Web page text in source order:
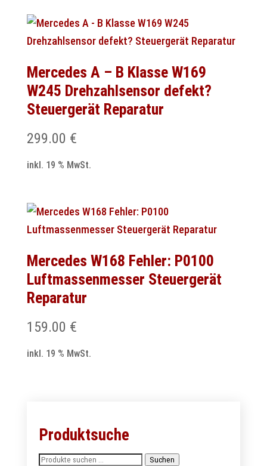
Mercedes A – B Klasse W169
W245 Drehzahlsensor defekt?
Steuergerät Reparatur
299.00 €
inkl. 19 % MwSt.
Mercedes W168 Fehler: P0100
Luftmassenmesser Steuergerät
Reparatur
159.00 €
inkl. 19 % MwSt.
Produktsuche
Suchen
Suchen